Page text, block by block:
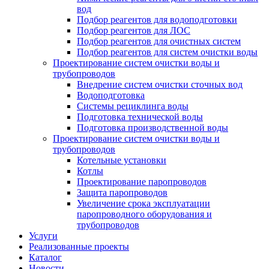
вод
Подбор реагентов для водоподготовки
Подбор реагентов для ЛОС
Подбор реагентов для очистных систем
Подбор реагентов для систем очистки воды
Проектирование систем очистки воды и
трубопроводов
Внедрение систем очистки сточных вод
Водоподготовка
Системы рециклинга воды
Подготовка технической воды
Подготовка производственной воды
Проектирование систем очистки воды и
трубопроводов
Котельные установки
Котлы
Проектирование паропроводов
Защита паропроводов
Увеличение срока эксплуатации
паропроводного оборудования и
трубопроводов
Услуги
Реализованные проекты
Каталог